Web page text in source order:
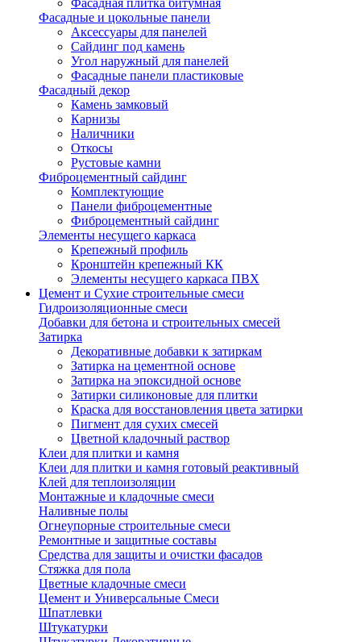
Фасадная плитка битумная
Фасадные и цокольные панели
Аксессуары для панелей
Сайдинг под камень
Угол наружный для панелей
Фасадные панели пластиковые
Фасадный декор
Камень замковый
Карнизы
Наличники
Откосы
Рустовые камни
Фиброцементный сайдинг
Комплектующие
Панели фиброцементные
Фиброцементный сайдинг
Элементы несущего каркаса
Крепежный профиль
Кронштейн крепежный КК
Элементы несущего каркаса ПВХ
Цемент и Сухие строительные смеси
Гидроизоляционные смеси
Добавки для бетона и строительных смесей
Затирка
Декоративные добавки к затиркам
Затирка на цементной основе
Затирка на эпоксидной основе
Затирки силиконовые для плитки
Краска для восстановления цвета затирки
Пигмент для сухих смесей
Цветной кладочный раствор
Клеи для плитки и камня
Клеи для плитки и камня готовый реактивный
Клей для теплоизоляции
Монтажные и кладочные смеси
Наливные полы
Огнеупорные строительные смеси
Ремонтные и защитные составы
Средства для защиты и очистки фасадов
Стяжка для пола
Цветные кладочные смеси
Цемент и Универсальные Смеси
Шпатлевки
Штукатурки